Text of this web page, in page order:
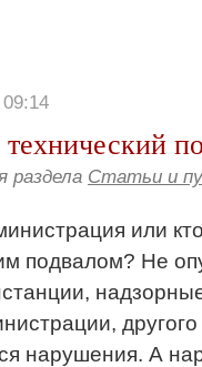
раздела Статьи и
или
подвалом? Не
нарушения. А